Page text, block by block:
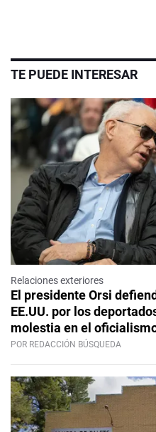
TE PUEDE INTERESAR
Relaciones exteriores
El presidente Orsi
EE.UU. por los
molestia en el
POR REDACCIÓN BÚSQUEDA